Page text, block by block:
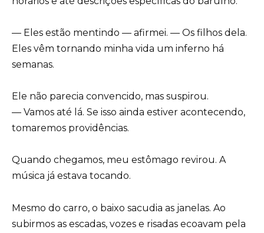
— Eles estão mentindo — afirmei. — Os filhos dela.
Eles vêm tornando minha vida um inferno há
semanas.
Ele não parecia convencido, mas suspirou.
— Vamos até lá. Se isso ainda estiver acontecendo,
tomaremos providências.
Quando chegamos, meu estômago revirou. A
música já estava tocando.
Mesmo do carro, o baixo sacudia as janelas. Ao
subirmos as escadas, vozes e risadas ecoavam pela